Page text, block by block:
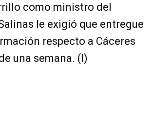
como ministro del
le exigió que entregue
respecto a Cáceres
una semana. (I)